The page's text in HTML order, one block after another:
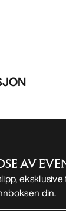
AV
eksklusive
din.